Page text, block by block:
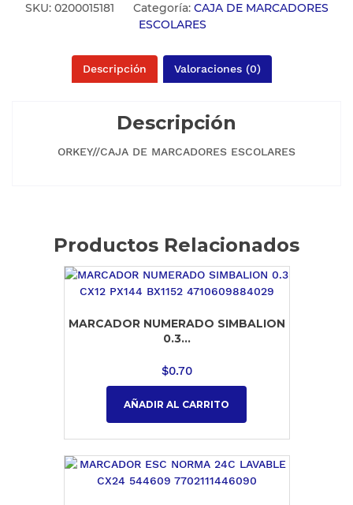
SKU: 0200015181 Categoría: CAJA DE MARCADORES
ESCOLARES
Descripción Valoraciones (0)
Descripción
ORKEY//CAJA DE MARCADORES ESCOLARES
Productos Relacionados
MARCADOR NUMERADO SIMBALION
0.3...
$0.70
AÑADIR AL CARRITO